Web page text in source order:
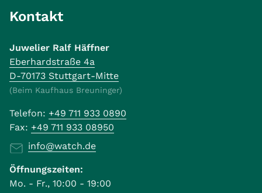
Kontakt
Juwelier Ralf Häffner
Eberhardstraße 4a
D-70173 Stuttgart-Mitte
(Beim Kaufhaus Breuninger)
Telefon: +49 711 933 0890
Fax: +49 711 933 08950
info@watch.de
Öffnungszeiten:
Mo. - Fr., 10:00 - 19:00